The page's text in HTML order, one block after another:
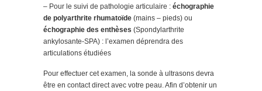
– Pour le suivi de pathologie articulaire : échographie
de polyarthrite rhumatoïde (mains – pieds) ou
échographie des enthèses (Spondylarthrite
ankylosante-SPA) : l’examen déprendra des
articulations étudiées
Pour effectuer cet examen, la sonde à ultrasons devra
être en contact direct avec votre peau. Afin d’obtenir un